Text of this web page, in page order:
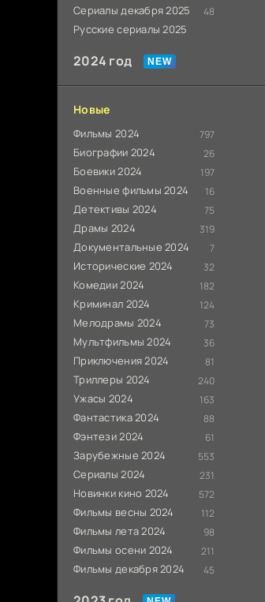
Сериалы декабря 2025 48
Русские сериалы 2025
2024 год
Новые
Фильмы 2024 797
Биографии 2024 26
Боевики 2024 197
Военные фильмы 2024 16
Детективы 2024 75
Драмы 2024 319
Документальные 2024 7
Исторические 2024 32
Комедии 2024 182
Криминал 2024 124
Мелодрамы 2024 73
Мультфильмы 2024 36
Приключения 2024 81
Триллеры 2024 240
Ужасы 2024 163
Фантастика 2024 88
Фэнтези 2024 61
Зарубежные 2024 553
Сериалы 2024 231
Новинки кино 2024 572
Фильмы весны 2024 112
Фильмы лета 2024 98
Фильмы осени 2024 211
Фильмы декабря 2024 45